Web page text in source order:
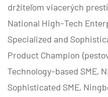
držiteľom viacerých
National High-Tech
Specialized and
Product Champion
Technology-based SME,
Sophisticated SME,